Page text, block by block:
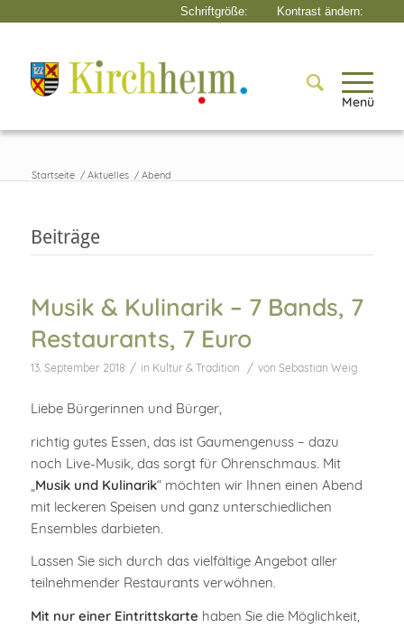
Menü
Startseite / Aktuelles / Abend
Beiträge
Musik & Kulinarik – 7 Bands, 7
Restaurants, 7 Euro
13. September 2018 / in Kultur & Tradition / von Sebastian Weig
Liebe Bürgerinnen und Bürger,
richtig gutes Essen, das ist Gaumengenuss – dazu
noch Live-Musik, das sorgt für Ohrenschmaus. Mit
Musik und Kulinarik“ möchten wir Ihnen einen Abend
mit leckeren Speisen und ganz unterschiedlichen
Ensembles darbieten.
Lassen Sie sich durch das vielfältige Angebot aller
teilnehmender Restaurants verwöhnen.
Mit nur einer Eintrittskarte haben Sie die Möglichkeit,